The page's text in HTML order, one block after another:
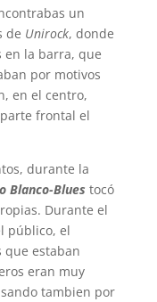
un
de Unirock, donde
en la barra, que
por motivos
en el centro,
frontal el
durante la
Blanco-Blues tocó
Durante el
público, el
que estaban
eran muy
tambien por